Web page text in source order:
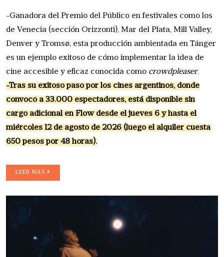
-Ganadora del Premio del Público en festivales como los
de Venecia (sección Orizzonti), Mar del Plata, Mill Valley,
Denver y Tromsø, esta producción ambientada en Tánger
es un ejemplo exitoso de cómo implementar la idea de
cine accesible y eficaz conocida como crowdpleaser.
-Tras su exitoso paso por los cines argentinos, donde
convocó a 33.000 espectadores, está disponible sin
cargo adicional en Flow desde el jueves 6 y hasta el
miércoles 12 de agosto de 2026 (luego el alquiler cuesta
650 pesos por 48 horas).
LEER MAS